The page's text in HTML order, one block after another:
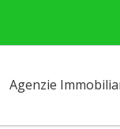
Agenzie